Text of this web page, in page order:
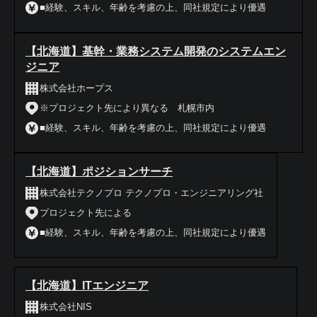
■経験、スキル、年齢を考慮の上、同社規定により優遇
【北海道】基幹・業務システム開発のシステムエン
ジニア
株式会社ホープス
※プロジェクト先により異なる 札幌市内
■経験、スキル、年齢を考慮の上、同社規定により優遇
【北海道】ポジションサーチ
株式会社テクノプロ テクノプロ・エンジニアリング社
プロジェクト先による
■経験、スキル、年齢を考慮の上、同社規定により優遇
【北海道】ITエンジニア
株式会社NIS